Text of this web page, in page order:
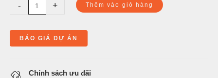
- + Thêm vào giỏ hàng
BÁO GIÁ DỰ ÁN
Chính sách ưu đãi